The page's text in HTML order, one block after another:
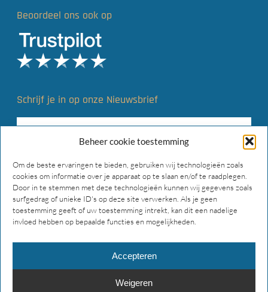
Beheer cookie toestemming
Om de beste ervaringen te bieden, gebruiken wij technologieën zoals
cookies om informatie over je apparaat op te slaan en/of te raadplegen.
Door in te stemmen met deze technologieën kunnen wij gegevens zoals
surfgedrag of unieke ID's op deze site verwerken. Als je geen
toestemming geeft of uw toestemming intrekt, kan dit een nadelige
invloed hebben op bepaalde functies en mogelijkheden.
Accepteren
Weigeren
Beoordeel ons ook op
Schrijf je in op onze Nieuwsbrief